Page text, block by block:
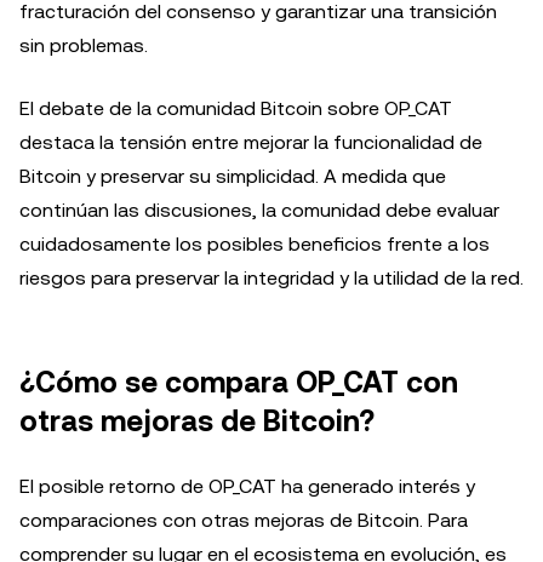
fracturación del consenso y garantizar una transición
sin problemas.
El debate de la comunidad Bitcoin sobre OP_CAT
destaca la tensión entre mejorar la funcionalidad de
Bitcoin y preservar su simplicidad. A medida que
continúan las discusiones, la comunidad debe evaluar
cuidadosamente los posibles beneficios frente a los
riesgos para preservar la integridad y la utilidad de la red.
¿Cómo se compara OP_CAT con
otras mejoras de Bitcoin?
El posible retorno de OP_CAT ha generado interés y
comparaciones con otras mejoras de Bitcoin. Para
comprender su lugar en el ecosistema en evolución, es